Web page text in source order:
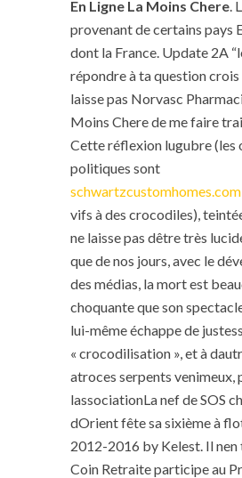
En Ligne La Moins Chere.
provenant de certains pays
dont la France. Update 2A
répondre à ta question crois
laisse pas Norvasc
Moins Chere de me faire
Cette réflexion lugubre (les
politiques sont
schwartzcustomhomes.com
vifs à des crocodiles),
ne laisse pas dêtre très
que de nos jours, avec le
des médias, la mort est
choquante que son
lui-même échappe de
« crocodilisation », et à
atroces serpents venimeux,
lassociationLa nef de SOS
dOrient fête sa sixième à
2012-2016 by Kelest. Il nen
Coin Retraite participe au